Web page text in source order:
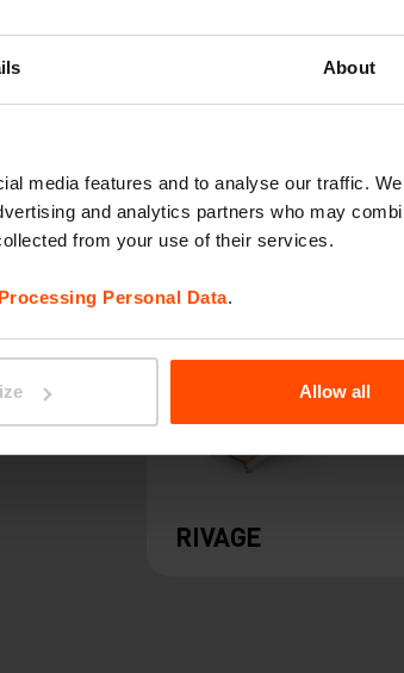
About
media features and to analyse our traffic.
and analytics partners who may
from your use of their services.
Personal Data.
Allow all
VERA
RIVAGE